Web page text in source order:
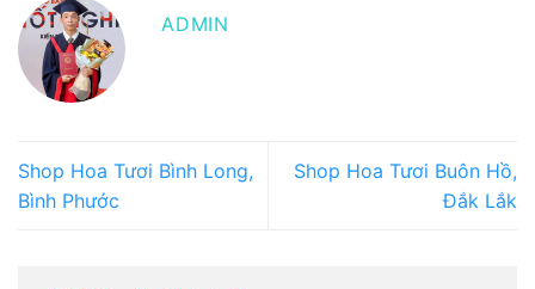
ADMIN
Shop Hoa Tươi Bình Long,
Bình Phước
Shop Hoa Tươi Buôn Hồ,
Đắk Lắk